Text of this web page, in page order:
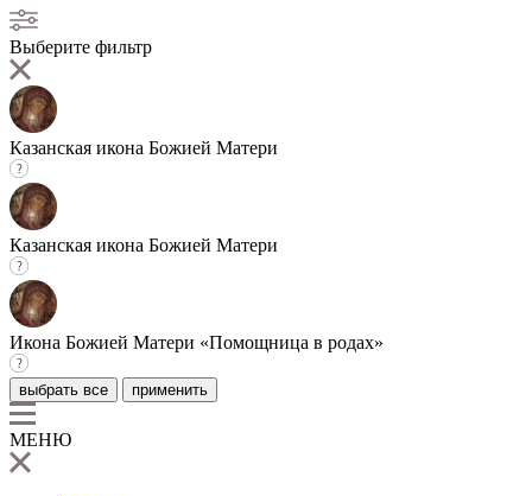
Выберите фильтр
Казанская икона Божией Матери
Казанская икона Божией Матери
Икона Божией Матери «Помощница в родах»
выбрать все применить
МЕНЮ